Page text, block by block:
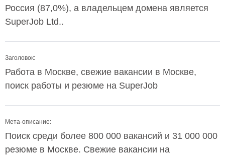
Россия (87,0%), а владельцем домена является
SuperJob Ltd..
Заголовок:
Работа в Москве, свежие вакансии в Москве,
поиск работы и резюме на SuperJob
Мета-описание:
Поиск среди более 800 000 вакансий и 31 000 000
резюме в Москве. Свежие вакансии на